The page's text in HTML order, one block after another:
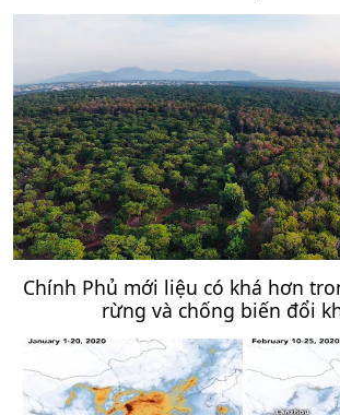
Chính Phủ mới liệu có khá hơn
rừng và chống biến đổi